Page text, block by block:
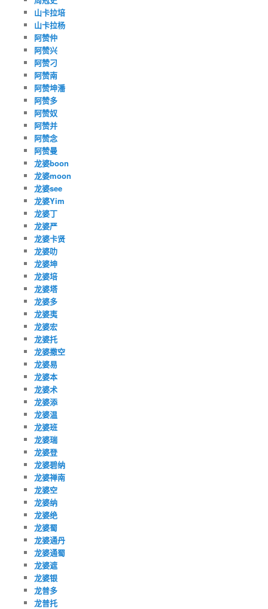
山卡拉培
山卡拉杨
阿赞仲
阿赞兴
阿赞刁
阿赞南
阿赞坤潘
阿赞多
阿赞奴
阿赞并
阿赞念
阿赞曼
龙婆boon
龙婆moon
龙婆see
龙婆Yim
龙婆丁
龙婆严
龙婆卡贤
龙婆叻
龙婆坤
龙婆培
龙婆塔
龙婆多
龙婆夷
龙婆宏
龙婆托
龙婆撒空
龙婆易
龙婆本
龙婆术
龙婆添
龙婆温
龙婆班
龙婆瑞
龙婆登
龙婆碧纳
龙婆禅南
龙婆空
龙婆纳
龙婆绝
龙婆蜀
龙婆通丹
龙婆通蜀
龙婆遮
龙婆银
龙普多
龙普托